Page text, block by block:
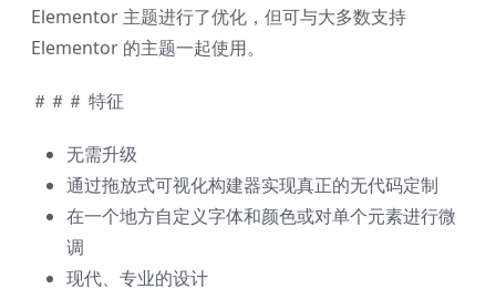
Elementor 主题进行了优化，但可与大多数支持
Elementor 的主题一起使用。
＃＃＃ 特征
无需升级
通过拖放式可视化构建器实现真正的无代码定制
在一个地方自定义字体和颜色或对单个元素进行微
调
现代、专业的设计